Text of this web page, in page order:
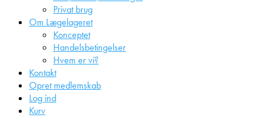
Privat brug
Om Lægelageret
Konceptet
Handelsbetingelser
Hvem er vi?
Kontakt
Opret medlemskab
Log ind
Kurv